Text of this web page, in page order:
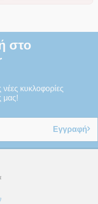
στο
νέες κυκλοφορίες
μας!
Εγγραφή